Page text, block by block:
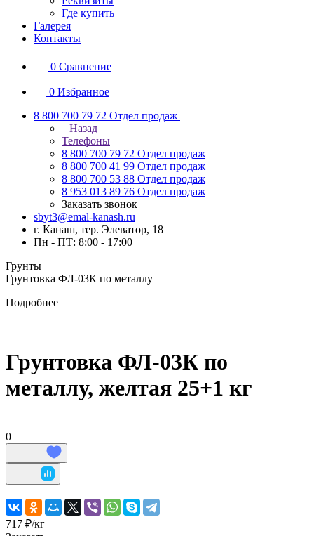
Где купить
Галерея
Контакты
0 Сравнение
0 Избранное
8 800 700 79 72 Отдел продаж
Назад
Телефоны
8 800 700 79 72 Отдел продаж
8 800 700 41 99 Отдел продаж
8 800 700 53 88 Отдел продаж
8 953 013 89 76 Отдел продаж
Заказать звонок
sbyt3@emal-kanash.ru
г. Канаш, тер. Элеватор, 18
Пн - ПТ: 8:00 - 17:00
Грунты
Грунтовка ФЛ-03К по металлу
Подробнее
Грунтовка ФЛ-03К по
металлу, желтая 25+1 кг
0
717 ₽/кг